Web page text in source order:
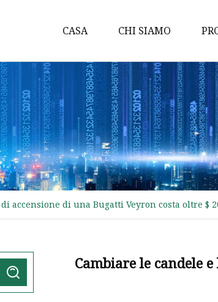
CASA CHI SIAMO
accensione di una Bugatti Veyron costa oltre $
Cambiare le candele